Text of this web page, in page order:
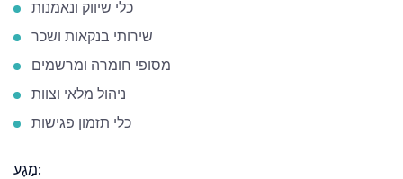
כלי שיווק ונאמנות
שירותי בנקאות ושכר
מסופי חומרה ומרשמים
ניהול מלאי וצוות
כלי תזמון פגישות
מַגָע: